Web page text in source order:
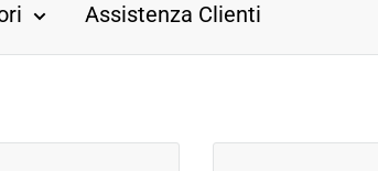
Assistenza Clienti